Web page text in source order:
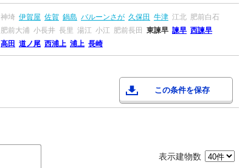
神埼 伊賀屋 佐賀 鍋島 バルーンさが 久保田 牛津 江北 肥前白石
肥前大浦 小長井 長里 湯江 小江 肥前長田 東諫早 諫早 西諫早
高田 道ノ尾 西浦上 浦上 長崎
この条件を保存
表示建物数